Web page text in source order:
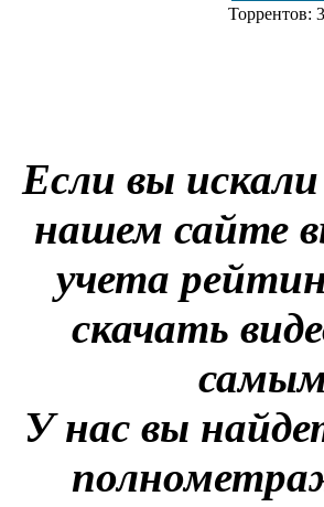
Торрентов:
Если вы
нашем сайте
учета
скачать
У нас вы